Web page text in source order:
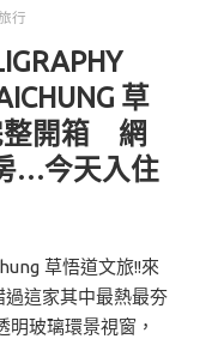
行
草
整開箱 網
…今天入住
草悟道文旅!!來
這家其中最熱最夯
玻璃環景視窗，